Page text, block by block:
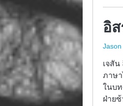
อิ
เจสัน
ภาษา
ในบ
ฝ่าย